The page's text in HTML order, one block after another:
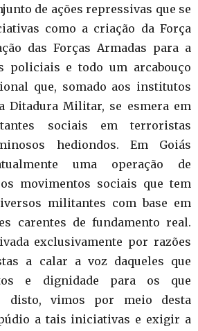
de ações repressivas que se
como a criação da Força
das Forças Armadas para a
policiais e todo um arcabouço
que, somado aos institutos
Ditadura Militar, se esmera em
sociais em terroristas
hediondos. Em Goiás
uma operação de
movimentos sociais que tem
militantes com base em
carentes de fundamento real.
exclusivamente por razões
a calar a voz daqueles que
e dignidade para os que
disto, vimos por meio desta
a tais iniciativas e exigir a